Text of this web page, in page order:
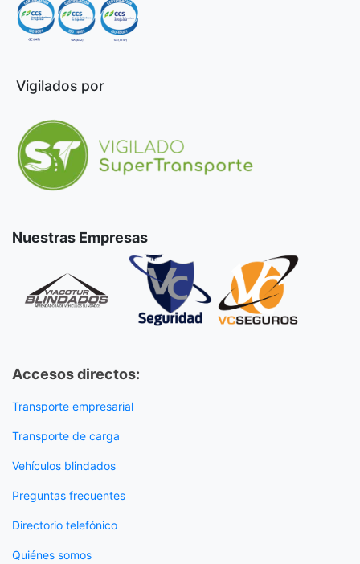
Vigilados por
Nuestras Empresas
Accesos directos:
Transporte empresarial
Transporte de carga
Vehículos blindados
Preguntas frecuentes
Directorio telefónico
Quiénes somos